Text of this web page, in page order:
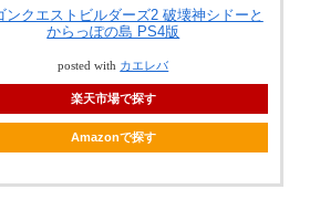
ンクエストビルダーズ2 破壊神シドーと
からっぽの島 PS4版
posted with カエレバ
楽天市場で探す
Amazonで探す